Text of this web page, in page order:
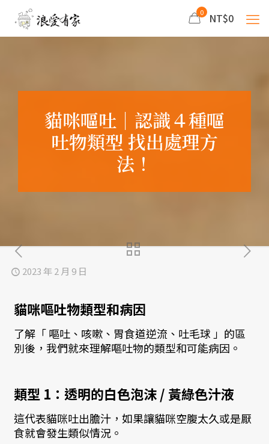
0 NT$0
貓咪嘔吐｜認識４種嘔
吐物類型 找出處理方
法！
2023 年 2 月 9 日
貓咪嘔吐物類型和病因
了解「 嘔吐、咳嗽、胃食道逆流、吐毛球 」的區
別後，我們就來理解嘔吐物的類型和可能病因。
類型 1：透明的白色泡沫 / 黃綠色汁液
這代表貓咪吐出膽汁，如果讓貓咪空腹太久或是厭
食就會發生類似情況。